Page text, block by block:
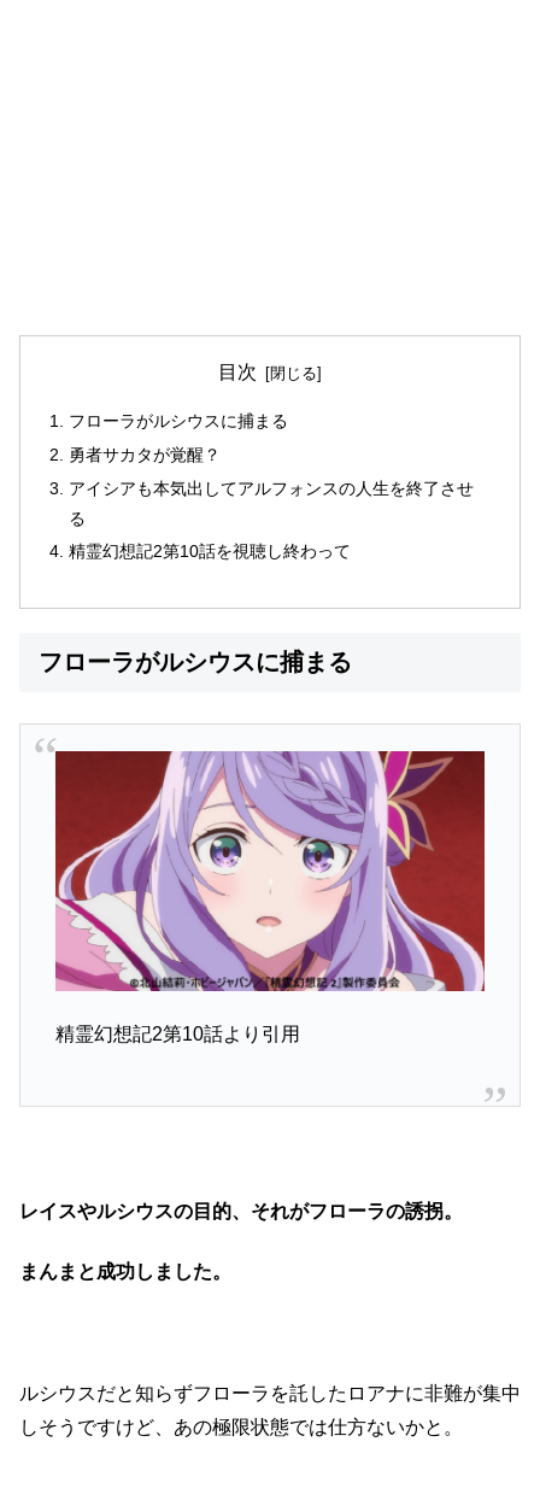
目次
フローラがルシウスに捕まる
勇者サカタが覚醒？
アイシアも本気出してアルフォンスの人生を終了させ
る
精霊幻想記2第10話を視聴し終わって
フローラがルシウスに捕まる
精霊幻想記2第10話より引用
レイスやルシウスの目的、それがフローラの誘拐。
まんまと成功しました。
ルシウスだと知らずフローラを託したロアナに非難が集中
しそうですけど、あの極限状態では仕方ないかと。